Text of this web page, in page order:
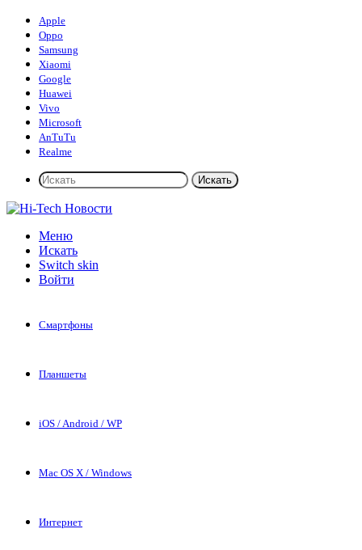
Apple
Oppo
Samsung
Xiaomi
Google
Huawei
Vivo
Microsoft
AnTuTu
Realme
Искать
Меню
Искать
Switch skin
Войти
Смартфоны
Планшеты
iOS / Android / WP
Mac OS X / Windows
Интернет